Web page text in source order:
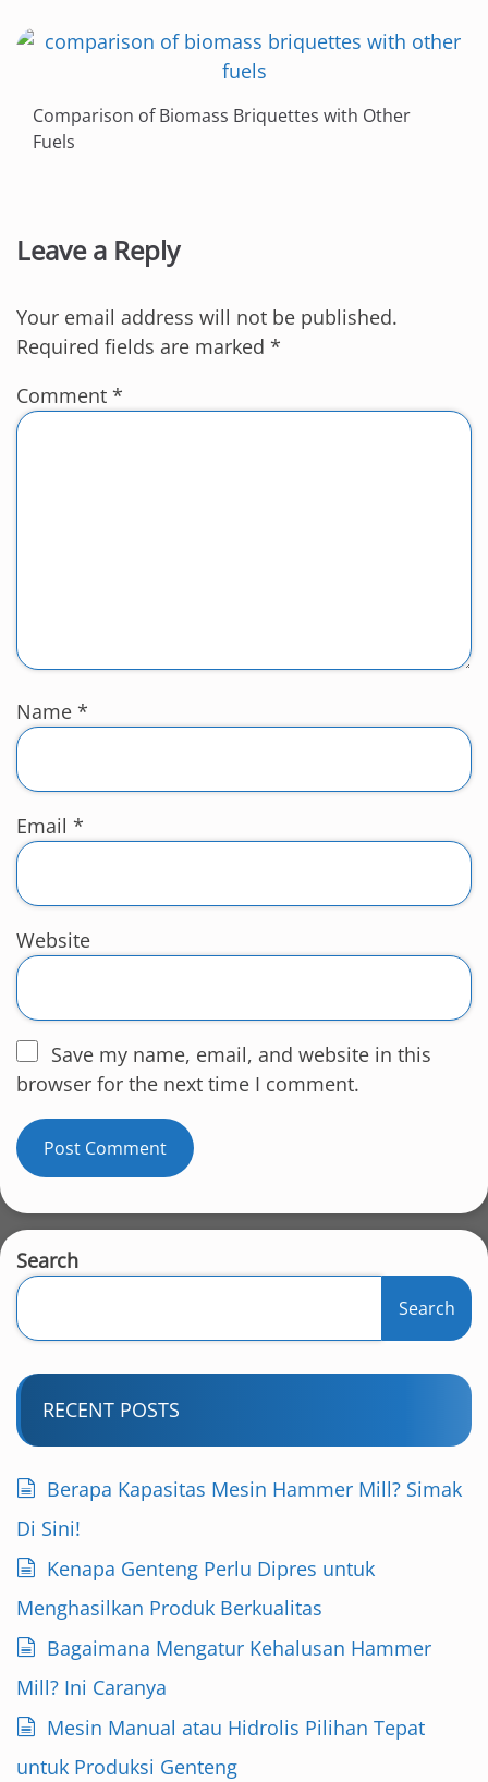
Comparison of Biomass Briquettes with Other
Fuels
Leave a Reply
Your email address will not be published.
Required fields are marked *
Comment *
Name *
Email *
Website
Save my name, email, and website in this
browser for the next time I comment.
Search
Search
RECENT POSTS
Berapa Kapasitas Mesin Hammer Mill? Simak
Di Sini!
Kenapa Genteng Perlu Dipres untuk
Menghasilkan Produk Berkualitas
Bagaimana Mengatur Kehalusan Hammer
Mill? Ini Caranya
Mesin Manual atau Hidrolis Pilihan Tepat
untuk Produksi Genteng